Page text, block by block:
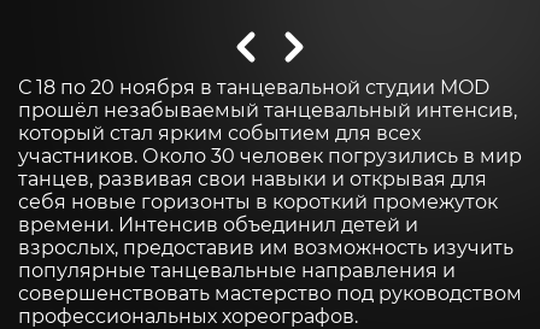
С 18 по 20 ноября в танцевальной студии MOD
прошёл незабываемый танцевальный интенсив,
который стал ярким событием для всех
участников. Около 30 человек погрузились в мир
танцев, развивая свои навыки и открывая для
себя новые горизонты в короткий промежуток
времени. Интенсив объединил детей и
взрослых, предоставив им возможность изучить
популярные танцевальные направления и
совершенствовать мастерство под руководством
профессиональных хореографов.